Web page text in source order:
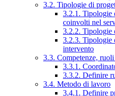
3.2. Tipologie di
3.2.1. Tipologie
coinvolti nel
3.2.2. Tipologie
3.2.3. Tipologie
intervento
3.3. Competenze,
3.3.1.
3.3.2. Definire
3.4. Metodo di lavoro
3.4.1. Definire